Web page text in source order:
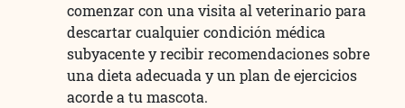
comenzar con una visita al veterinario para
descartar cualquier condición médica
subyacente y recibir recomendaciones sobre
una dieta adecuada y un plan de ejercicios
acorde a tu mascota.